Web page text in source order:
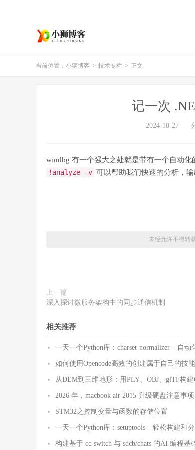
当前位置： 小狮博客 > 技术专栏 > 正文
记一次
2024-10-27
windbg 有一个强大之处就是带有一个自动化
!analyze -v 可以帮助我们快速的分析，输
未经允许不得转
上一篇
深入探讨微服务架构中的同步通信机制
相关推荐
一天一个Python库：charset-normalizer – 自
如何使用Opencode高效的创建属于自己的技能
从DEM到三维地形：用PLY、OBJ、glTF构
2026 年，macbook air 2015 升级硬盘注意事项
STM32之控制变量与函数的存储位置
一天一个Python库：setuptools – 轻松构建和
构建基于 cc-switch 与 sdcb/chats 的AI 编程基